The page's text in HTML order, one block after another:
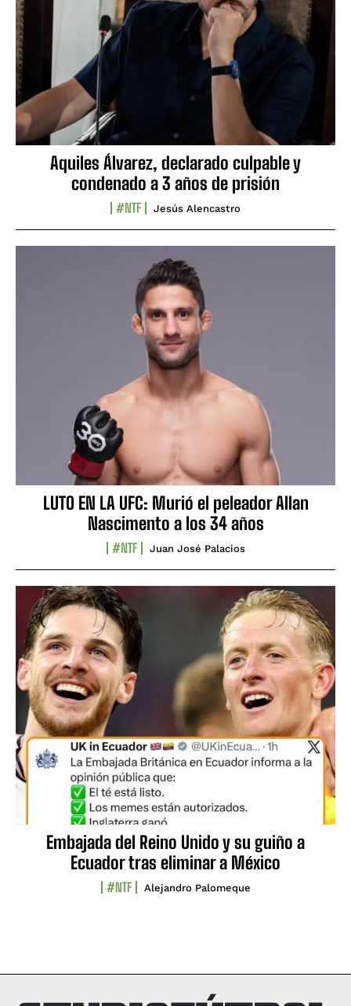
Aquiles Álvarez, declarado culpable y
condenado a 3 años de prisión
#NTF Jesús Alencastro
LUTO EN LA UFC: Murió el peleador Allan
Nascimento a los 34 años
#NTF Juan José Palacios
Embajada del Reino Unido y su guiño a
Ecuador tras eliminar a México
#NTF Alejandro Palomeque